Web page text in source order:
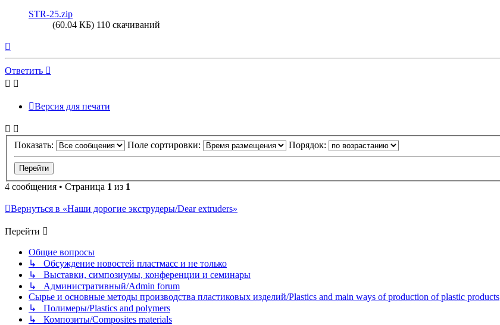
STR-25.zip
(60.04 КБ) 110 скачиваний
началу
Ответить
Версия для печати
Показать: Поле сортировки: Порядок:
4 сообщения • Страница 1 из 1
Вернуться в «Наши дорогие экструдеры/Dear extruders»
Перейти
Общие вопросы
↳ Обсуждение новостей пластмасс и не только
↳ Выставки, симпозиумы, конференции и семинары
↳ Административный/Admin forum
Сырье и основные методы производства пластиковых изделий/Plastics and main ways of production of plastic products
↳ Полимеры/Plastics and polymers
↳ Композиты/Сomposites materials